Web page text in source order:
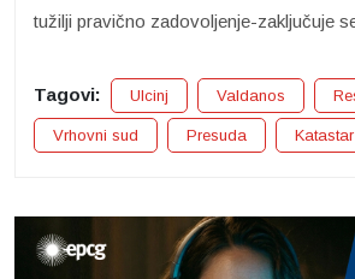
tužilji pravično zadovoljenje-zaključuje
Tagovi: Ulcinj Valdanos
Vrhovni sud Presuda Katastar